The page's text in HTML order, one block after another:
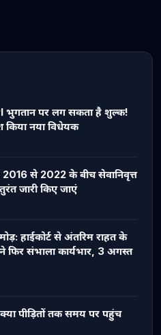
भुगतान पर लग सकता है शुल्क!
किया नया विधेयक
2016 से 2022 के बीच सेवानिवृत्त
जारी किए जाएं
हाईकोर्ट से अंतरिम राहत के
फिर संभाला कार्यभार, 3 अगस्त
पीड़ितों तक समय पर पहुंच